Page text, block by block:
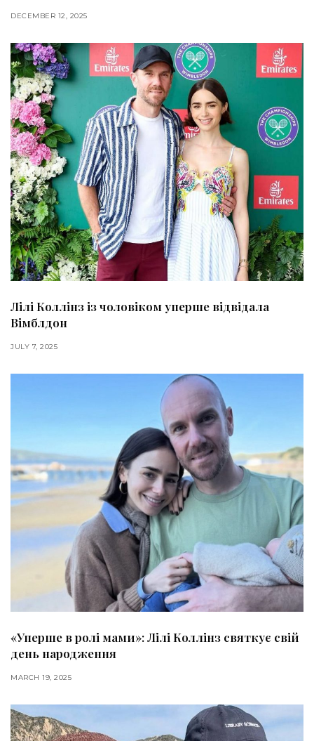
DECEMBER 12, 2025
Лілі Коллінз із чоловіком уперше відвідала
Вімблдон
JULY 7, 2025
«Уперше в ролі мами»: Лілі Коллінз святкує свій
день народження
MARCH 19, 2025